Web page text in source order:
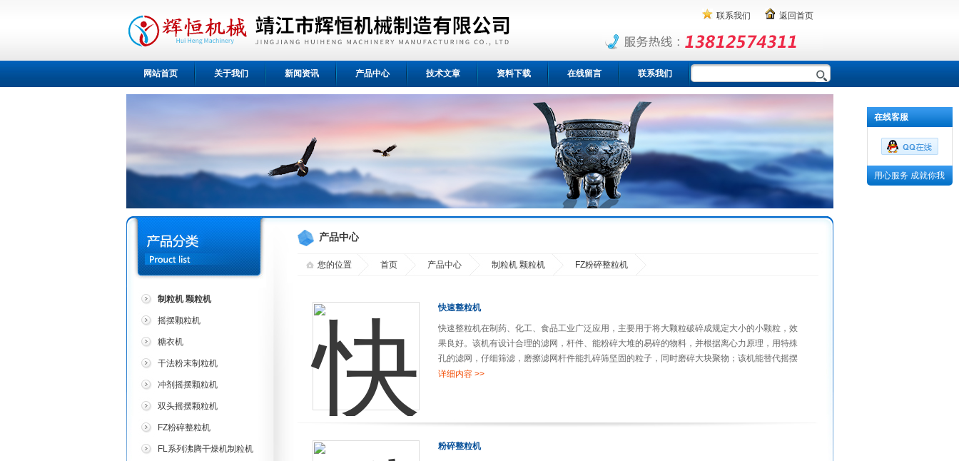
联系我们 返回首页
网站首页 关于我们 新闻资讯 产品中心 技术文章 资料下载 在线留言 联系我们
制粒机 颗粒机
摇摆颗粒机
糖衣机
干法粉末制粒机
冲剂摇摆颗粒机
双头摇摆颗粒机
FZ粉碎整粒机
FL系列沸腾干燥机制粒机
产品中心
您的位置 首页 产品中心 制粒机 颗粒机 FZ粉碎整粒机
快速整粒机
快速整粒机在制药、化工、食品工业广泛应用，主要用于将大颗粒破碎成规定大小的小颗粒，效
果良好。该机有设计合理的滤网，杆件、能粉碎大堆的易碎的物料，并根据离心力原理，用特殊
孔的滤网，仔细筛滤，磨擦滤网杆件能扎碎筛坚固的粒子，同时磨碎大块聚物；该机能替代摇摆
式颗粒机。...
详细内容 >>
粉碎整粒机
在线客服
用心服务 成就你我